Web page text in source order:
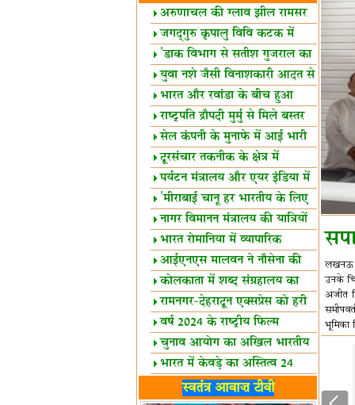
अरुणाचल की ग्लाव झील रामसर
स्थल घोषित
जगद्गुरु कृपालु विवि कटक में
शैक्षिक सत्र शुरू
'डाक विभाग से सतीश गुजराल का
रिश्ता गहरा'
युवा नशे जैसी विनाशकारी आदत से
दूर रहें-मोदी
भारत और रवांडा के बीच हुआ
व्यापार विस्तार
राष्ट्रपति द्रौपदी मुर्मु से मिले बस्तर
के प्रतिनिधि
सेल कंपनी के मुनाफे में आई भारी
उछाल!
दूरसंचार तकनीक के क्षेत्र में
उत्कृष्टता पुरस्कार
पर्यटन मंत्रालय और एयर इंडिया में
समझौता
'मीराबाई चानू हर भारतीय के लिए
प्रेरणा'
नागर विमानन मंत्रालय की यात्रियों
को सलाह
भारत रोमानिया में व्यापारिक
साझेदारियां
आईएनएस मालवन ने नौसेना की
ताकत बढ़ाई
कोलकाता में शब्द संग्रहालय का
उद्घाटन
रामनगर-देहरादून एक्सप्रेस को हरी
झंडीवर्ष 2024 के राष्ट्रीय फिल्म
पुरस्कारों की घोषणा
चुनाव आयोग का अखिल भारतीय
मीडिया सम्मेलन
भारत में केवड़े का अस्तित्‍व 24
लाख वर्ष!
लखनऊ में 'एक राष्ट्र एक चुनाव'
स्वतंत्र आवाज़ टीवी
लखनऊ।
उनके
अजीत
भूमिका